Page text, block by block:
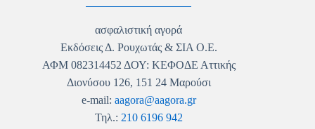
ασφαλιστική αγορά
Εκδόσεις Δ. Ρουχωτάς & ΣΙΑ Ο.Ε.
ΑΦΜ 082314452 ΔΟΥ: ΚΕΦΟΔΕ Αττικής
Διονύσου 126, 151 24 Μαρούσι
e-mail: aagora@aagora.gr
Τηλ.: 210 6196 942